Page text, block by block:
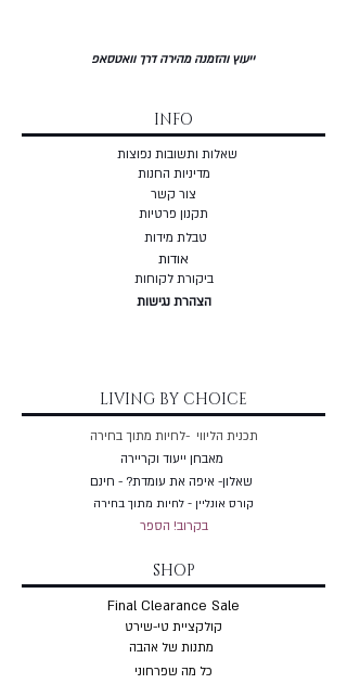
ייעוץ והזמנה מהירה דרך וואטסאפ
INFO
שאלות ותשובות נפוצות
מדיניות החנות
צור קשר
תקנון פרטיות
טבלת מידות
אודות
ביקורת לקוחות
הצהרת נגישות
LIVING BY CHOICE
תכנית הליווי -לחיות מתוך בחירה
מאבחן ייעוד וקריירה
שאלון- איפה את עומדת? - חינם
קורס אונליין - לחיות מתוך בחירה
בקרוב! הספר
SHOP
Final Clearance Sale
קולקציית טי-שירט
מתנות של אהבה
כל מה שפרחוני